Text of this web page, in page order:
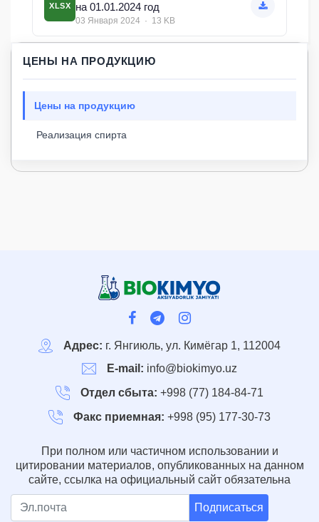
XLSX
на 01.01.2024 год
03 Января 2024 · 13 KB
ЦЕНЫ НА ПРОДУКЦИЮ
Цены на продукцию
Реализация спирта
Адрес: г. Янгиюль, ул. Кимёгар 1, 112004
E-mail: info@biokimyo.uz
Отдел сбыта: +998 (77) 184-84-71
Факс приемная: +998 (95) 177-30-73
При полном или частичном использовании и
цитировании материалов, опубликованных на данном
сайте, ссылка на официальный сайт обязательна
Подписаться